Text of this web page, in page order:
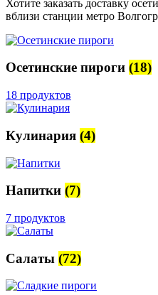
Хотите заказать доставку
вблизи станции метро
Осетинские пироги (18)
18 продуктов
Кулинария (4)
Напитки (7)
7 продуктов
Салаты (72)